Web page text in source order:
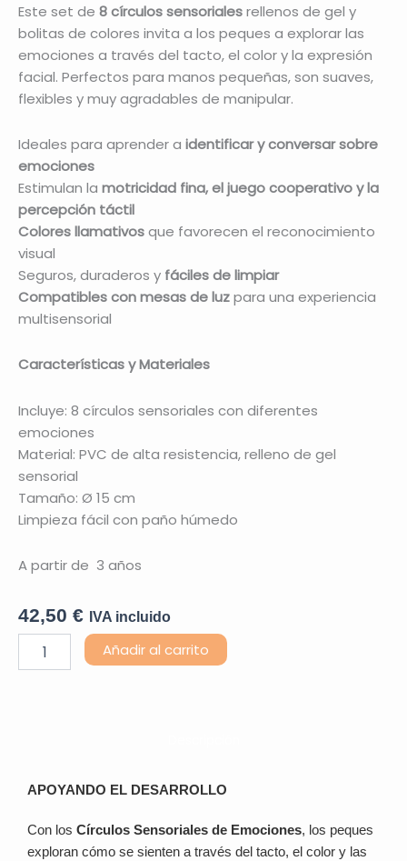
Este set de 8 círculos sensorialesrellenos de gel y
bolitas de colores invita a los peques a explorar las
emociones a través del tacto, el color y la expresión
facial. Perfectos para manos pequeñas, son suaves,
flexibles y muy agradables de manipular.
Ideales para aprender a identificar y conversar sobre
emociones
Estimulan la motricidad fina, el juego cooperativo y la
percepción táctil
Colores llamativosque favorecen el reconocimiento
visual
Seguros, duraderos y fáciles de limpiar
Compatibles con mesas de luzpara una experiencia
multisensorial
Características y Materiales
Incluye: 8 círculos sensoriales con diferentes
emociones
Material: PVC de alta resistencia, relleno de gel
sensorial
Tamaño: Ø 15 cm
Limpieza fácil con paño húmedo
A partir de 3 años
42,50 € IVA incluido
Círculos
Sensoriales
Añadir al carrito
APOYANDO EL DESARROLLO
Con los Círculos Sensoriales de Emociones, los peques
exploran cómo se sienten a través del tacto, el color y las